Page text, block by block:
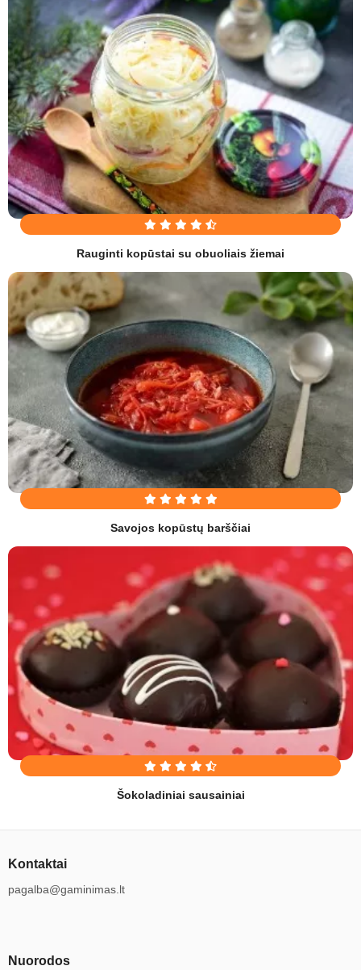
Rauginti kopūstai su obuoliais žiemai
Savojos kopūstų barščiai
Šokoladiniai sausainiai
Kontaktai
pagalba@gaminimas.lt
Nuorodos